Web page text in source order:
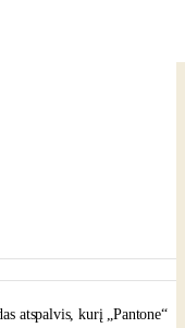
atspalvis, kurį „Pantone“